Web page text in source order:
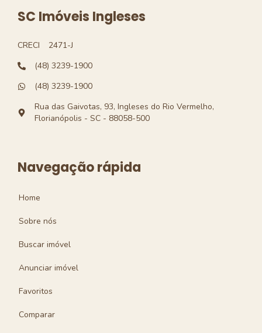
SC Imóveis Ingleses
CRECI
2471-J
(48) 3239-1900
(48) 3239-1900
Rua das Gaivotas, 93, Ingleses do Rio Vermelho,
Florianópolis - SC - 88058-500
Navegação rápida
Home
Sobre nós
Buscar imóvel
Anunciar imóvel
Favoritos
Comparar